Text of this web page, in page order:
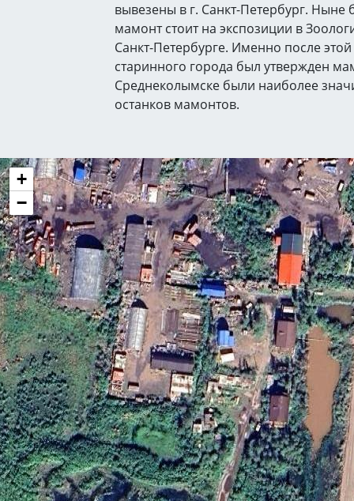
вывезены в г. Санкт-Петербург. Ныне
мамонт стоит на экспозиции в
Санкт-Петербурге. Именно после
старинного города был утвержден
Среднеколымске были наиболее
останков мамонтов.
+
−